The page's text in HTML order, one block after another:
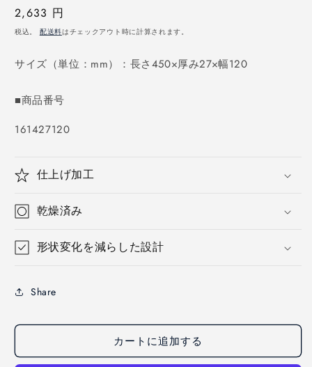
く
通
常
格
2,633 円
税込。 配送料はチェックアウト時に計算されます。
サイズ（単位：mm）：長さ450×厚み27×幅120
■商品番号
SKU:
161427120
仕上げ加工
乾燥済み
形状変化を減らした設計
Share
カートに追加する